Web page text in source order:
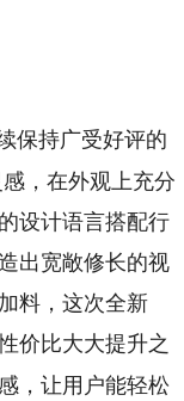
保持广受好评的
，在外观上充分
设计语言搭配行
出宽敞修长的视
料，这次全新
价比大大提升之
，让用户能轻松